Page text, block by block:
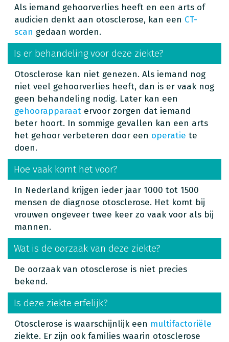
Als iemand gehoorverlies heeft en een arts of
audicien denkt aan otosclerose, kan een CT-
scan gedaan worden.
Is er behandeling voor deze ziekte?
Otosclerose kan niet genezen. Als iemand nog
niet veel gehoorverlies heeft, dan is er vaak nog
geen behandeling nodig. Later kan een
gehoorapparaat ervoor zorgen dat iemand
beter hoort. In sommige gevallen kan een arts
het gehoor verbeteren door een operatie te
doen.
Hoe vaak komt het voor?
In Nederland krijgen ieder jaar 1000 tot 1500
mensen de diagnose otosclerose. Het komt bij
vrouwen ongeveer twee keer zo vaak voor als bij
mannen.
Wat is de oorzaak van deze ziekte?
De oorzaak van otosclerose is niet precies
bekend.
Is deze ziekte erfelijk?
Otosclerose is waarschijnlijk een multifactoriële
ziekte. Er zijn ook families waarin otosclerose